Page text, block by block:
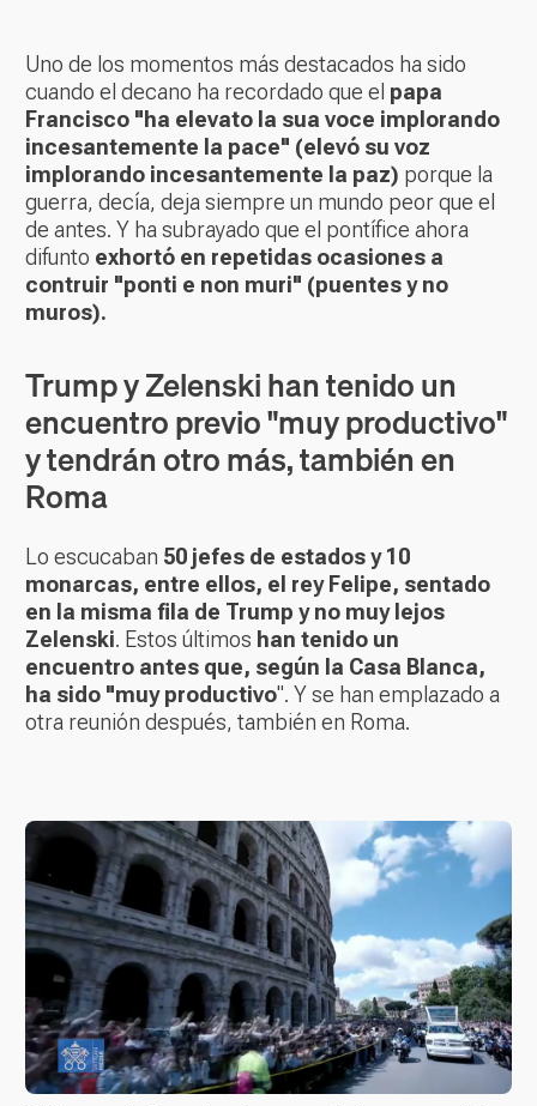
Uno de los momentos más destacados ha sido
cuando el decano ha recordado que el papa
Francisco "ha elevato la sua voce implorando
incesantemente la pace" (elevó su voz
implorando incesantemente la paz) porque la
guerra, decía, deja siempre un mundo peor que el
de antes. Y ha subrayado que el pontífice ahora
difunto exhortó en repetidas ocasiones a
contruir "ponti e non muri" (puentes y no
muros).
Trump y Zelenski han tenido un
encuentro previo "muy productivo"
y tendrán otro más, también en
Roma
Lo escucaban 50 jefes de estados y 10
monarcas, entre ellos, el rey Felipe, sentado
en la misma fila de Trump y no muy lejos
Zelenski. Estos últimos han tenido un
encuentro antes que, según la Casa Blanca,
ha sido "muy productivo". Y se han emplazado a
otra reunión después, también en Roma.